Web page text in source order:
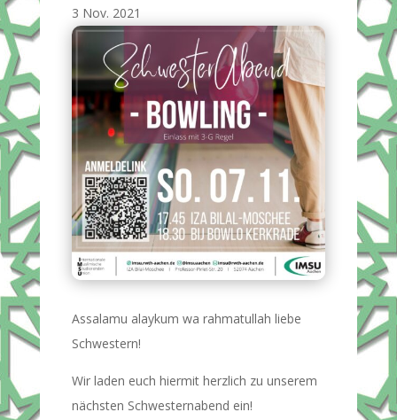
3 Nov. 2021
Assalamu alaykum wa rahmatullah liebe
Schwestern!
Wir laden euch hiermit herzlich zu unserem
nächsten Schwesternabend ein!